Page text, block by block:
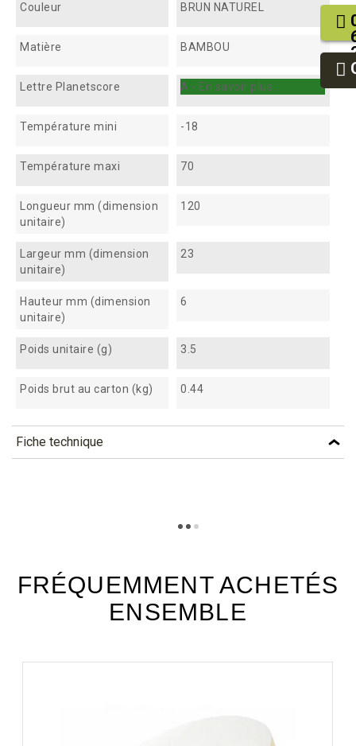
Couleur BRUN NATUREL
Matière BAMBOU
Lettre Planetscore A - En savoir plus...
Température mini -18
Température maxi 70
Longueur mm (dimension
unitaire)
120
Largeur mm (dimension
unitaire)
23
Hauteur mm (dimension
unitaire)
6
Poids unitaire (g) 3.5
Poids brut au carton (kg) 0.44
Fiche technique
FRÉQUEMMENT ACHETÉS
ENSEMBLE